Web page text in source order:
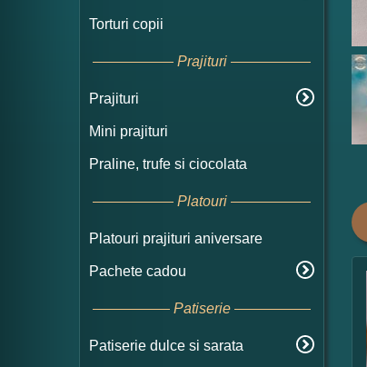
Torturi copii
Prajituri
Prajituri
Mini prajituri
Praline, trufe si ciocolata
Platouri
Platouri prajituri aniversare
Pachete cadou
Patiserie
Patiserie dulce si sarata